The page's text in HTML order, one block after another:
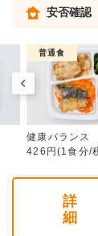
安否確認
普通食
健康バランス
426円(1食分/
詳
細